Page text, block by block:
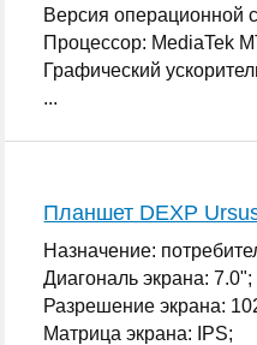
Версия операционной
Процессор: MediaTek
Графический
...
Планшет DEXP
Назначение:
Диагональ экрана: 7.0";
Разрешение экрана:
Матрица экрана: IPS;